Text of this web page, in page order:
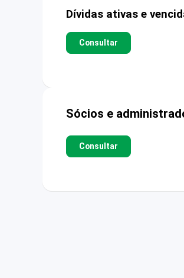
Dívidas ativas e
Consultar
Sócios e
Consultar